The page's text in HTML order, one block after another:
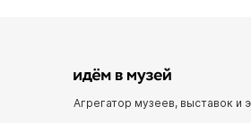
Агрегатор музеев, выставок и